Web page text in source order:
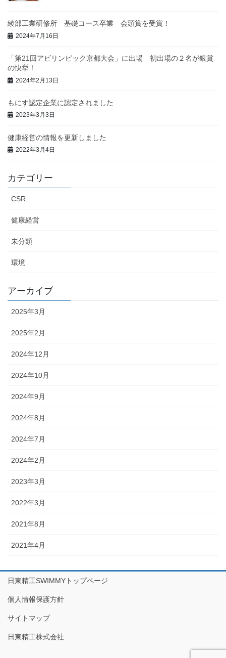
綾部工業研修所 基礎コース卒業 会頭賞を受賞！
2024年7月16日
「第21回アビリンピック京都大会」に出場 初出場の２名が銀賞
の快挙！
2024年2月13日
もにす認定企業に認定されました
2023年3月3日
健康経営の情報を更新しました
2022年3月4日
カテゴリー
CSR
健康経営
未分類
環境
アーカイブ
2025年3月
2025年2月
2024年12月
2024年10月
2024年9月
2024年8月
2024年7月
2024年2月
2023年3月
2022年3月
2021年8月
2021年4月
日東精工SWIMMYトップページ
個人情報保護方針
サイトマップ
日東精工株式会社